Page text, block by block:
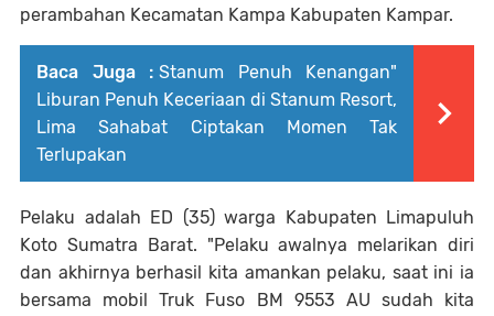
perambahan Kecamatan Kampa Kabupaten Kampar.
Baca Juga : Stanum Penuh Kenangan"
Liburan Penuh Keceriaan di Stanum Resort,
Lima Sahabat Ciptakan Momen Tak
Terlupakan
Pelaku adalah ED (35) warga Kabupaten Limapuluh
Koto Sumatra Barat. "Pelaku awalnya melarikan diri
dan akhirnya berhasil kita amankan pelaku, saat ini ia
bersama mobil Truk Fuso BM 9553 AU sudah kita